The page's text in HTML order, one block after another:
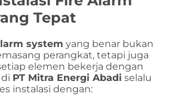
Tepat
system yang benar bukan
perangkat, tetapi juga
elemen bekerja dengan
PT Mitra Energi Abadi selalu
instalasi dengan: